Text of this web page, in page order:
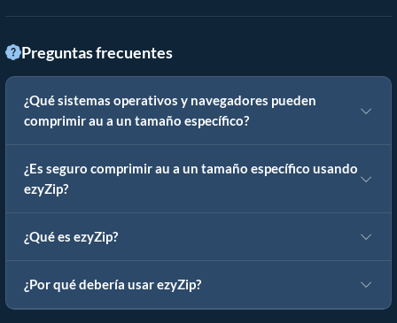
Preguntas frecuentes
¿Qué sistemas operativos y navegadores pueden
comprimir au a un tamaño específico?
¿Es seguro comprimir au a un tamaño específico usando
ezyZip?
¿Qué es ezyZip?
¿Por qué debería usar ezyZip?